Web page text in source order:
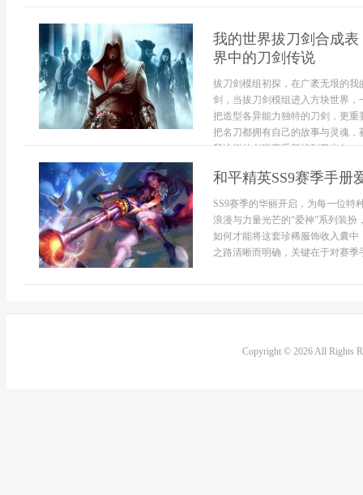
我的世界拔刀剑合成
界中的刀剑传说
拔刀剑模组初探，在广袤无垠的
剑，当拔刀剑模组进入方块世界
把造型各异能力独特的刀剑，更
把名刀都拥有自己的故事与灵魂
我这样的老玩家重新找到了当年...
和平精英SS9赛季手册
SS9赛季的华丽开启，为每一位特
浪漫与力量光芒的“爱神”系列装
如何才能将这套珍稀服饰收入囊
之路清晰而明确，关键在于对赛季
Copyright © 2026 All Rights